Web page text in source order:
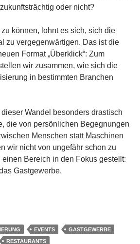
oder nicht?
können, lohnt es sich, sich die
zu vergegenwärtigen. Das ist die
Format „Überklick“: Zum
wir zusammen, wie sich die
in bestimmten Branchen
Wandel besonders drastisch
die von persönlichen Begegnungen
Menschen statt Maschinen
wir nicht von ungefähr schon zu
Bereich in den Fokus gestellt:
Gastgewerbe.
Überklick 1: Messen, Events
EVENTS
GASTGEWERBE
RESTAURANTS